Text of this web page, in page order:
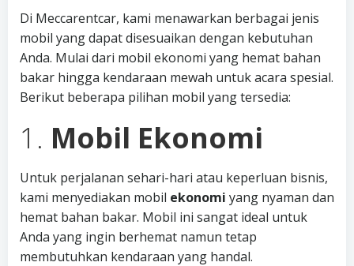
Di Meccarentcar, kami menawarkan berbagai jenis
mobil yang dapat disesuaikan dengan kebutuhan
Anda. Mulai dari mobil ekonomi yang hemat bahan
bakar hingga kendaraan mewah untuk acara spesial.
Berikut beberapa pilihan mobil yang tersedia:
1. Mobil Ekonomi
Untuk perjalanan sehari-hari atau keperluan bisnis,
kami menyediakan mobil ekonomi yang nyaman dan
hemat bahan bakar. Mobil ini sangat ideal untuk
Anda yang ingin berhemat namun tetap
membutuhkan kendaraan yang handal.